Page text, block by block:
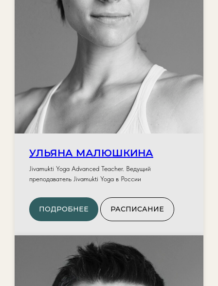
УЛЬЯНА МАЛЮШКИНА
Jivamukti Yoga Advanced Teacher. Ведущий
преподаватель Jivamukti Yoga в России
ПОДРОБНЕЕ РАСПИСАНИЕ